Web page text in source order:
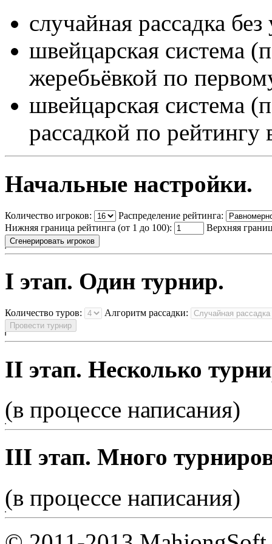
случайная рассадка
швейцарская система
жеребьёвкой по
швейцарская система
рассадкой по рейтингу
Начальные настройки.
Количество игроков:
Распределение рейтинга:
Нижняя граница рейтинга (от 1 до 100):
Верхняя
I этап. Один турнир.
Количество туров: Алгоритм рассадки:
II этап. Несколько
(в процессе написания)
III этап. Много
(в процессе написания)